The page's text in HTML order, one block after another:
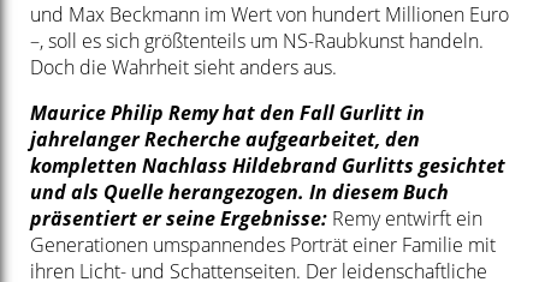
und Max Beckmann im Wert von hundert Millionen Euro
–, soll es sich größtenteils um NS-Raubkunst handeln.
Doch die Wahrheit sieht anders aus.
Maurice Philip Remy hat den Fall Gurlitt in
jahrelanger Recherche aufgearbeitet, den
kompletten Nachlass Hildebrand Gurlitts gesichtet
und als Quelle herangezogen. In diesem Buch
präsentiert er seine Ergebnisse: Remy entwirft ein
Generationen umspannendes Porträt einer Familie mit
ihren Licht- und Schattenseiten. Der leidenschaftliche